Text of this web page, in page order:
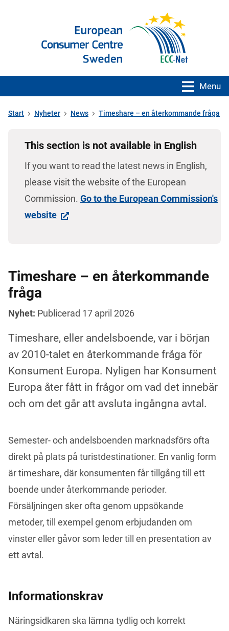
Menu
Start Nyheter News Timeshare – en återkommande fråga
This section is not available in English
If you want to read the latest news in English,
please visit the website of the European
Commission. Go to the European Commission's
website
Timeshare – en återkommande
fråga
Nyhet: Publicerad 17 april 2026
Timeshare, eller andelsboende, var i början
av 2010-talet en återkommande fråga för
Konsument Europa. Nyligen har Konsument
Europa åter fått in frågor om vad det innebär
och om det går att avsluta ingångna avtal.
Semester- och andelsboenden marknadsförs ofta
direkt på plats på turistdestinationer. En vanlig form
är timeshare, där konsumenten får tillgång till ett
boende under återkommande perioder.
Försäljningen sker ofta genom uppsökande
metoder, till exempel genom erbjudanden om
vinster eller gåvor som leder till en presentation av
ett avtal.
Informationskrav
Näringsidkaren ska lämna tydlig och korrekt